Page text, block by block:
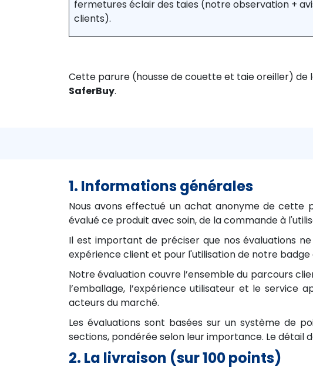
fermetures éclair des taies (notre observation +
clients).
Cette parure (housse de couette et taie oreiller) de
SaferBuy.
1. Informations générales
Nous avons effectué un achat anonyme de cette
évalué ce produit avec soin, de la commande à
Il est important de préciser que nos évaluations
expérience client et pour l'utilisation de notre
Notre évaluation couvre l’ensemble du parcours
l’emballage, l’expérience utilisateur et le
acteurs du marché.
Les évaluations sont basées sur un système de
sections, pondérée selon leur importance. Le détail
2. La livraison (sur 100 points)